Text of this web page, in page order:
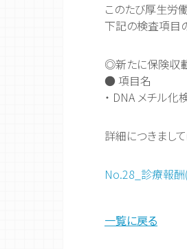
このたび厚生労
下記の検査項目
◎新たに保険収
● 項目名
・ DNA メチル化
詳細につきまし
No.28_診療報
一覧に戻る